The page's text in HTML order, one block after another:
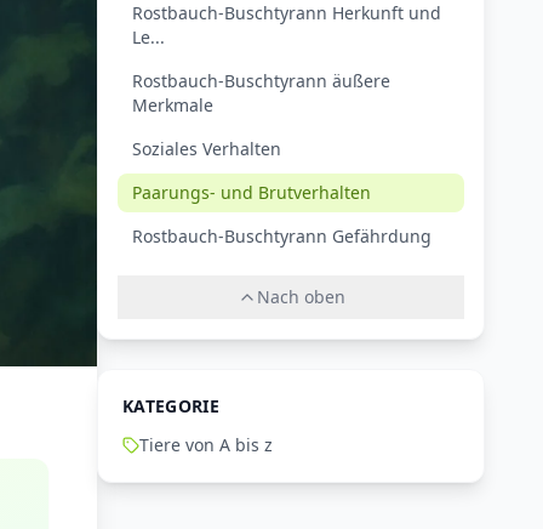
Rostbauch-Buschtyrann Herkunft und
Le...
Rostbauch-Buschtyrann äußere
Merkmale
Soziales Verhalten
Paarungs- und Brutverhalten
Rostbauch-Buschtyrann Gefährdung
Nach oben
KATEGORIE
Tiere von A bis z